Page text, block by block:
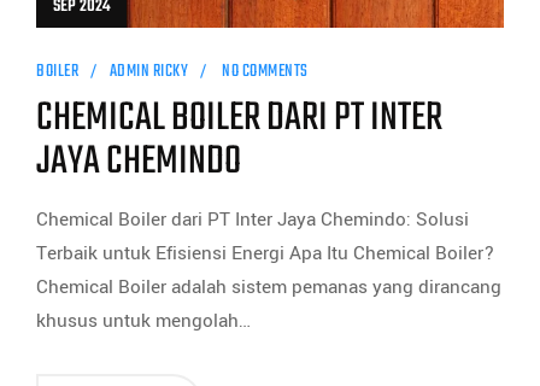
SEP 2024
BOILER ADMIN RICKY NO COMMENTS
CHEMICAL BOILER DARI PT INTER
JAYA CHEMINDO
Chemical Boiler dari PT Inter Jaya Chemindo: Solusi
Terbaik untuk Efisiensi Energi Apa Itu Chemical Boiler?
Chemical Boiler adalah sistem pemanas yang dirancang
khusus untuk mengolah…